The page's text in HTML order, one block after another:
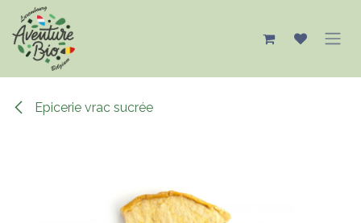
Se rendre au contenu
Epicerie vrac sucrée